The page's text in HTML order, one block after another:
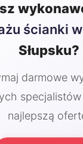
ścianki
Słupsku?
darmowe
najlepszą